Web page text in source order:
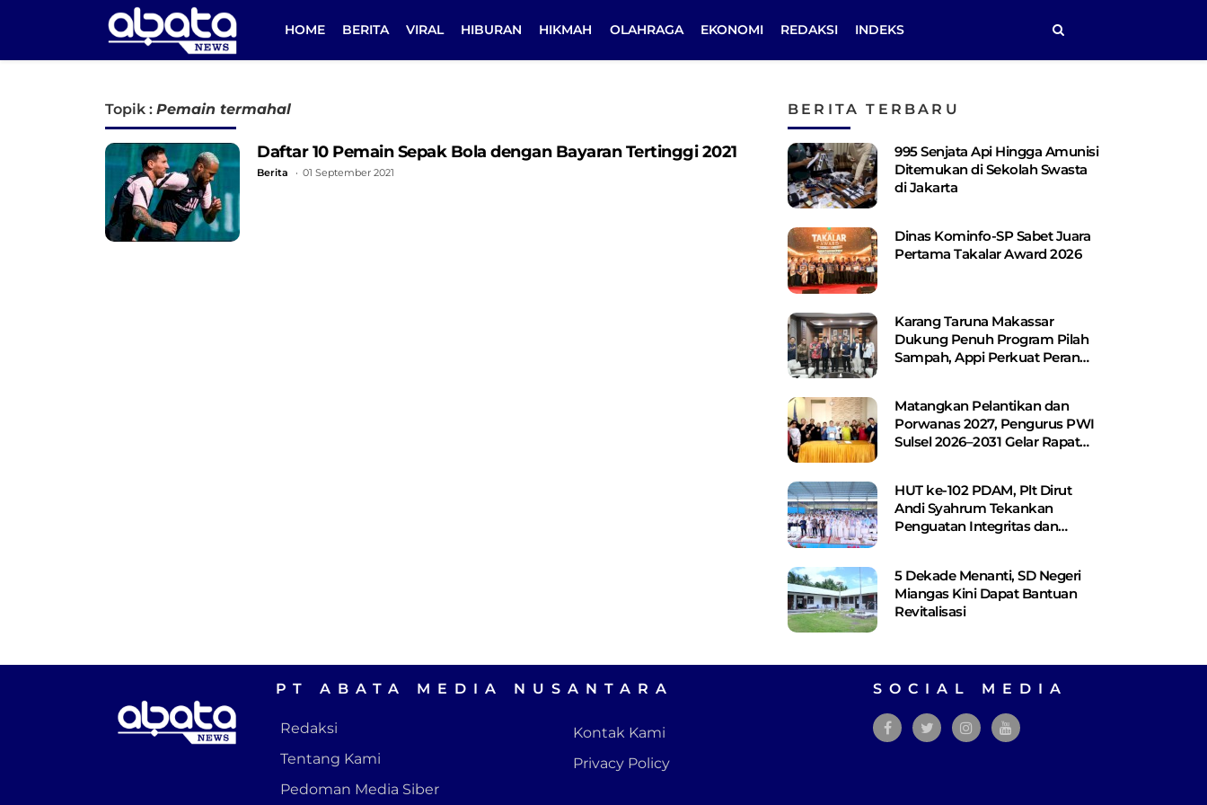
HOME BERITA VIRAL HIBURAN HIKMAH OLAHRAGA EKONOMI REDAKSI INDEKS
Topik : Pemain termahal
Daftar 10 Pemain Sepak Bola dengan Bayaran Tertinggi 2021
Berita 01 September 2021
BERITA TERBARU
995 Senjata Api Hingga Amunisi
Ditemukan di Sekolah Swasta
di Jakarta
Dinas Kominfo-SP Sabet Juara
Pertama Takalar Award 2026
Karang Taruna Makassar
Dukung Penuh Program Pilah
Sampah, Appi Perkuat Peran
Matangkan Pelantikan dan
Porwanas 2027, Pengurus PWI
Sulsel 2026–2031 Gelar Rapat
HUT ke-102 PDAM, Plt Dirut
Andi Syahrum Tekankan
Penguatan Integritas dan
5 Dekade Menanti, SD Negeri
Miangas Kini Dapat Bantuan
Revitalisasi
PT ABATA MEDIA NUSANTARA
Redaksi
Tentang Kami
Pedoman Media Siber
Kontak Kami
Privacy Policy
SOCIAL MEDIA